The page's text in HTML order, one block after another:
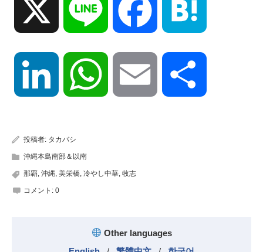
Line Facebook
LinkedIn WhatsApp Email
投稿者: タカバシ
沖縄本島南部＆以南
那覇 沖縄 美栄橋 冷やし中華 牧志
コメント: 0
Other languages